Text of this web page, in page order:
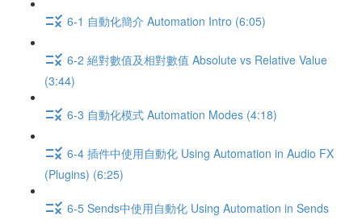
6-1 自動化簡介 Automation Intro (6:05)
6-2 絕對數值及相對數值 Absolute vs Relative Value
(3:44)
6-3 自動化模式 Automation Modes (4:18)
6-4 插件中使用自動化 Using Automation in Audio FX
(Plugins) (6:25)
6-5 Sends中使用自動化 Using Automation in Sends